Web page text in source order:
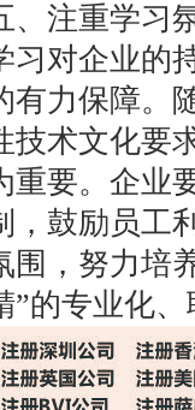
、注重学习
习对企业的
有力保障。
技术文化要
重要。企业
，鼓励员工
围，努力培
”的专业化